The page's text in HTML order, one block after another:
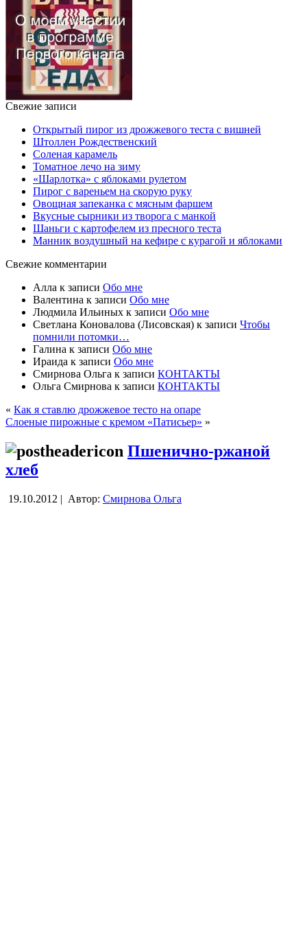
Свежие записи
Открытый пирог из дрожжевого теста с вишней
Штоллен Рождественский
Соленая карамель
Томатное лечо на зиму
«Шарлотка» с яблоками рулетом
Пирог с вареньем на скорую руку
Овощная запеканка с мясным фаршем
Вкусные сырники из творога с манкой
Шаньги с картофелем из пресного теста
Манник воздушный на кефире с курагой и яблоками
Свежие комментарии
Алла к записи Обо мне
Валентина к записи Обо мне
Людмила Ильиных к записи Обо мне
Светлана Коновалова (Лисовская) к записи Чтобы
помнили потомки…
Галина к записи Обо мне
Ираида к записи Обо мне
Смирнова Ольга к записи КОНТАКТЫ
Ольга Смирнова к записи КОНТАКТЫ
« Как я ставлю дрожжевое тесто на опаре
Слоеные пирожные с кремом «Патисьер» »
Пшенично-ржаной
хлеб
19.10.2012 | Автор: Смирнова Ольга